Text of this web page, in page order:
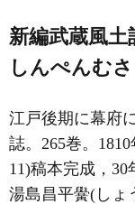
新編武蔵風土
しんぺんむ
江戸後期に幕府
誌。265巻。
11)稿本完成，
湯島昌平黌(しょ